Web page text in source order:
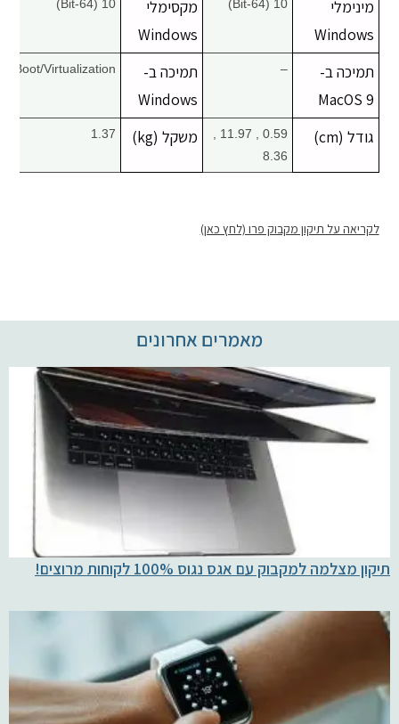
מינימלי
Windows
10 (64-Bit)
מקסימלי
Windows
10 (64-Bit)
תמיכה ב-
MacOS 9
–
תמיכה ב-
Windows
Boot/Virtualization
גודל (cm)
0.59 , 11.97 ,
8.36
משקל (kg) 1.37
לקריאה על תיקון מקבוק פרו (לחץ כאן)
מאמרים אחרונים
תיקון מצלמה למקבוק עם אגס נגוס 100% לקוחות מרוצים!